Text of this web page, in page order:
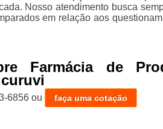
Nosso atendimento busca
em relação aos
Farmácia de
6856 ou faça uma cotação